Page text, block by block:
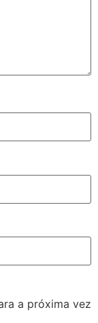
a próxima vez